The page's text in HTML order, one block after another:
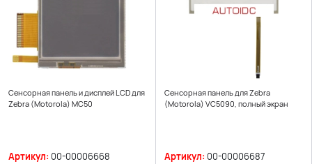
Сенсорная панель и дисплей LCD для
Zebra (Motorola) MC50
Артикул: 00-00006668
Сенсорная панель для Zebra
(Motorola) VC5090, полный экран
Артикул: 00-00006687